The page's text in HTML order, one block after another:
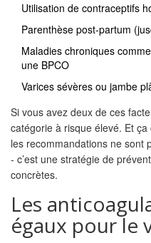
Utilisation de contraceptifs
Parenthèse post-partum
Maladies chroniques
une BPCO
Varices sévères ou jambe
Si vous avez deux de ces
catégorie à risque élevé. Et
les recommandations ne sont
- c’est une stratégie de
concrètes.
Les
égaux pour le